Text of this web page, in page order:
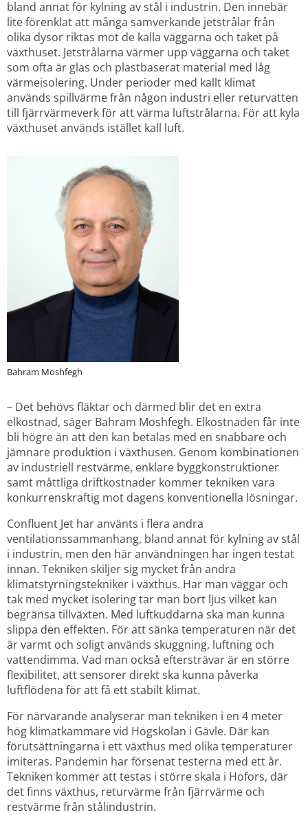
bland annat för kylning av stål i industrin. Den innebär
lite förenklat att många samverkande jetstrålar från
olika dysor riktas mot de kalla väggarna och taket på
växthuset. Jetstrålarna värmer upp väggarna och taket
som ofta är glas och plastbaserat material med låg
värmeisolering. Under perioder med kallt klimat
används spillvärme från någon industri eller returvatten
till fjärrvärmeverk för att värma luftstrålarna. För att kyla
växthuset används istället kall luft.
Bahram Moshfegh
– Det behövs fläktar och därmed blir det en extra
elkostnad, säger Bahram Moshfegh. Elkostnaden får inte
bli högre än att den kan betalas med en snabbare och
jämnare produktion i växthusen. Genom kombinationen
av industriell restvärme, enklare byggkonstruktioner
samt måttliga driftkostnader kommer tekniken vara
konkurrenskraftig mot dagens konventionella lösningar.
Confluent Jet har använts i flera andra
ventilationssammanhang, bland annat för kylning av stål
i industrin, men den här användningen har ingen testat
innan. Tekniken skiljer sig mycket från andra
klimatstyrningstekniker i växthus. Har man väggar och
tak med mycket isolering tar man bort ljus vilket kan
begränsa tillväxten. Med luftkuddarna ska man kunna
slippa den effekten. För att sänka temperaturen när det
är varmt och soligt används skuggning, luftning och
vattendimma. Vad man också eftersträvar är en större
flexibilitet, att sensorer direkt ska kunna påverka
luftflödena för att få ett stabilt klimat.
För närvarande analyserar man tekniken i en 4 meter
hög klimatkammare vid Högskolan i Gävle. Där kan
förutsättningarna i ett växthus med olika temperaturer
imiteras. Pandemin har försenat testerna med ett år.
Tekniken kommer att testas i större skala i Hofors, där
det finns växthus, returvärme från fjärrvärme och
restvärme från stålindustrin.